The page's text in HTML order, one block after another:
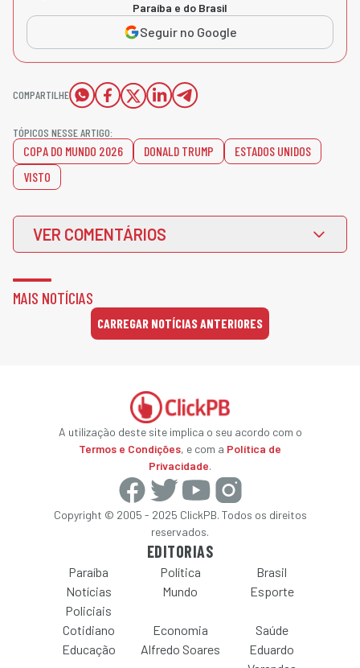
Paraíba e do Brasil
Seguir no Google
COMPARTILHE
TÓPICOS NESSE ARTIGO:
COPA DO MUNDO 2026 DONALD TRUMP
ESTADOS UNIDOS
VISTO
VER COMENTÁRIOS
MAIS NOTÍCIAS
CARREGAR NOTÍCIAS ANTERIORES
A utilização deste site implica o seu acordo com o
Termos e Condições, e com a Política de
Privacidade.
Copyright © 2005 - 2025 ClickPB. Todos os direitos
reservados.
EDITORIAS
Paraíba Política
Brasil
Notícias
Policiais
Mundo Esporte
Cotidiano Economia
Saúde
Educação
Alfredo Soares
Eduardo